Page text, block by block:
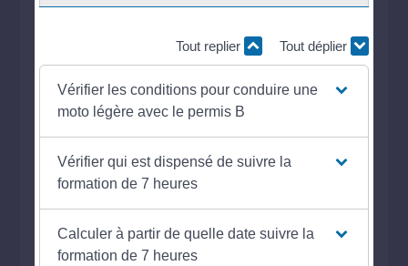
Tout replier Tout déplier
Vérifier les conditions pour conduire une
moto légère avec le permis B
Vérifier qui est dispensé de suivre la
formation de 7 heures
Calculer à partir de quelle date suivre la
formation de 7 heures